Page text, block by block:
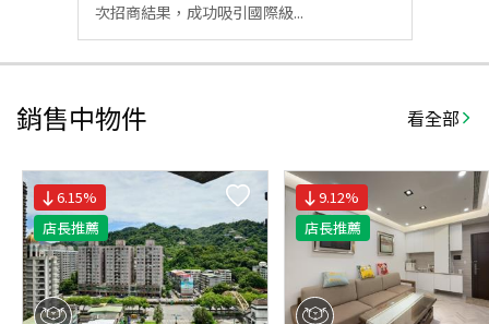
次招商結果，成功吸引國際級...
銷售中物件 看全部
6.15%
店長推薦
9.12%
店長推薦